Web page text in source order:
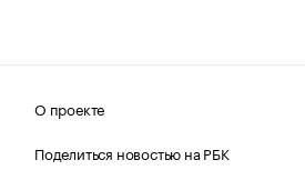
О проекте
Поделиться новостью на РБК